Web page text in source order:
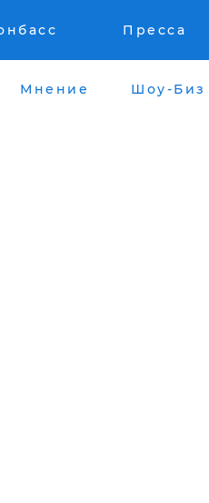
Пресса
Мнение Шоу-Биз